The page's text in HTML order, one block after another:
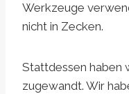
Werkzeuge
nicht in Zecken.
Stattdessen haben
zugewandt. Wir